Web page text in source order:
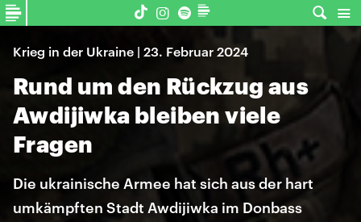
Krieg in der Ukraine | 23. Februar 2024
Rund um den Rückzug aus
Awdijiwka bleiben viele
Fragen
Die ukrainische Armee hat sich aus der hart
umkämpften Stadt Awdijiwka im Donbass